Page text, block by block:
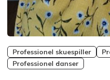
Professionel skuespiller
Professionel danser